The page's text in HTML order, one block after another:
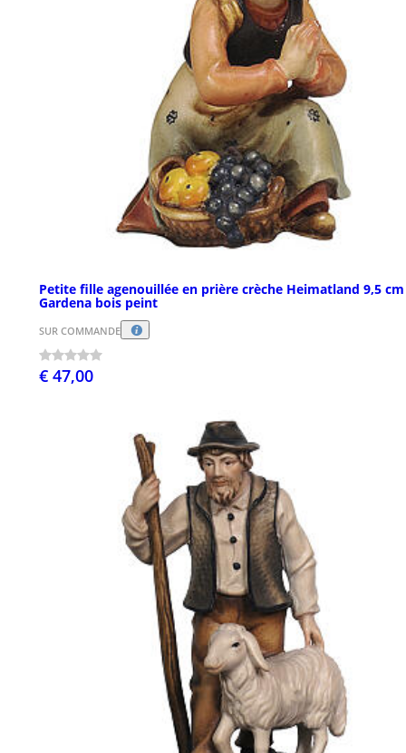
Petite fille agenouillée en prière crèche Heimatland 9,5 cm
Gardena bois peint
SUR COMMANDE
€ 47,00